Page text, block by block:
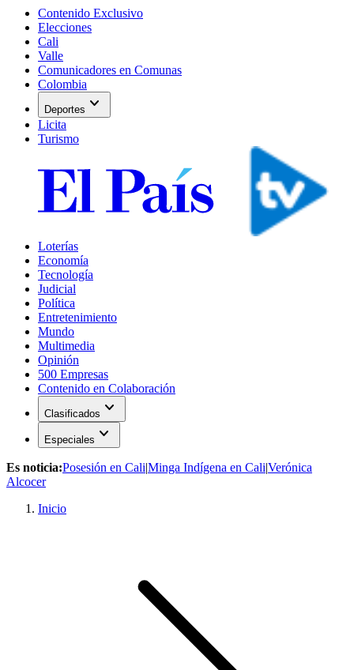
Contenido Exclusivo
Elecciones
Cali
Valle
Comunicadores en Comunas
Colombia
Deportes expand_more
Licita
Turismo
Loterías
Economía
Tecnología
Judicial
Política
Entretenimiento
Mundo
Multimedia
Opinión
500 Empresas
Contenido en Colaboración
Clasificados expand_more
Especiales expand_more
Es noticia:Posesión en Cali|Minga Indígena en Cali|Verónica
Alcocer
Inicio